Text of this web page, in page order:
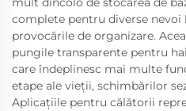
complete pentru diverse nevoi
provocările de organizare.
pungile transparente pentru
care îndeplinesc mai multe
etape ale vieții, schimbărilor
Aplicațiile pentru călătorii